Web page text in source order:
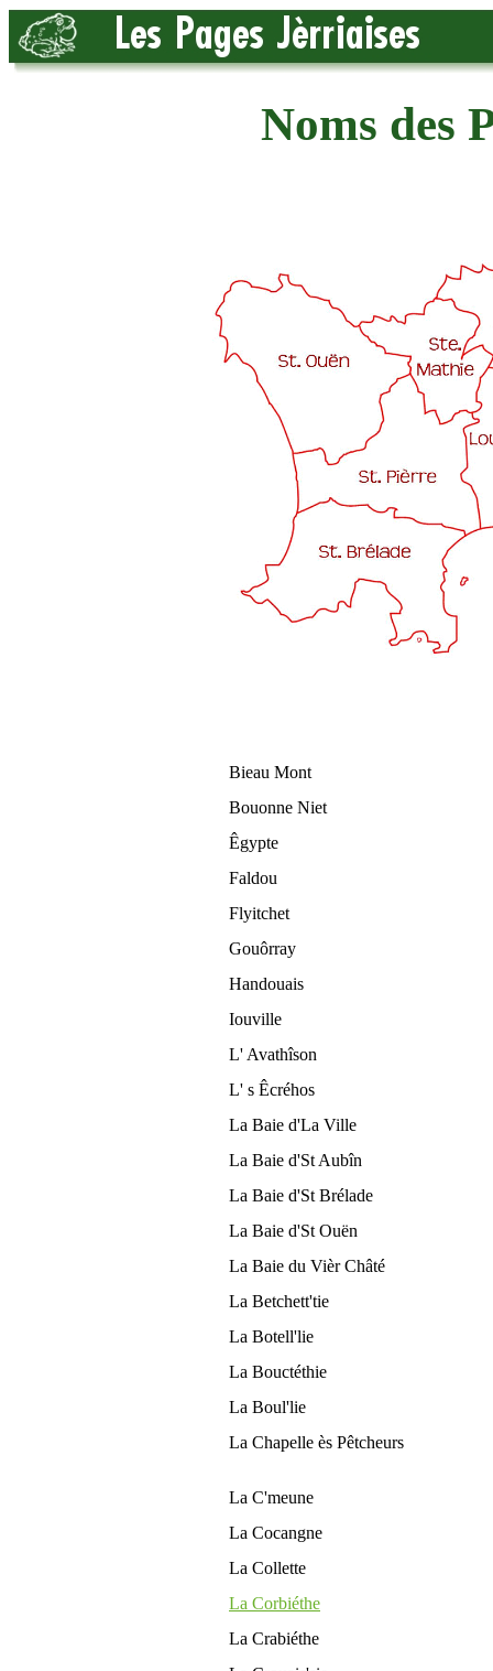
Noms des
Bieau Mont
Bouonne Niet
Êgypte
Faldou
Flyitchet
Gouôrray
Handouais
Iouville
L' Avathîson
L' s Êcréhos
La Baie d'La Ville
La Baie d'St Aubîn
La Baie d'St Brélade
La Baie d'St Ouën
La Baie du Vièr Châté
La Betchett'tie
La Botell'lie
La Bouctéthie
La Boul'lie
La Chapelle ès Pêtcheurs
La C'meune
La Cocangne
La Collette
La Corbiéthe
La Crabiéthe